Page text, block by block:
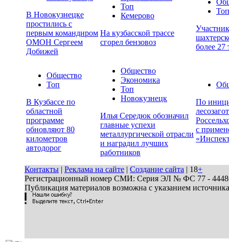
В Новокузнецке
простились с
первым командиром
ОМОН Сергеем
Добижей
Топ
Кемерово
На кузбасской трассе
сгорел бензовоз
Топ
более 27
Общество
Топ
В Кузбассе по
областной
программе
обновляют 80
километров
автодорог
Общество
Экономика
Топ
Новокузнецк
Илья Середюк обозначил
главные успехи
металлургической отрасли
и наградил лучших
работников
По
с
Контакты | Реклама на сайте | Создание сайта | 18+
Регистрационный номер СМИ: Серия ЭЛ № ФС 77 - 44486
Публикация материалов возможна с указанием